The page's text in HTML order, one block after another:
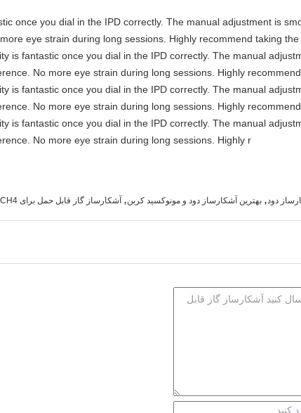
once you dial in the IPD correctly. The manual adjustment is
eye strain during long sessions. Highly recommend taking
is fantastic once you dial in the IPD correctly. The manual
No more eye strain during long sessions. Highly
is fantastic once you dial in the IPD correctly. The manual
No more eye strain during long sessions. Highly
is fantastic once you dial in the IPD correctly. The manual
No more eye strain during long sessions. Highly r
دود, بهترین آشکارساز دود و مونوکسید کربن, آشکارساز گاز قابل حمل برای CH4